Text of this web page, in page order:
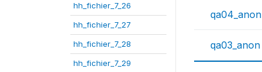
hh_fichier_7_26
hh_fichier_7_27
hh_fichier_7_28
hh_fichier_7_29
qa04_anon
qa03_anon